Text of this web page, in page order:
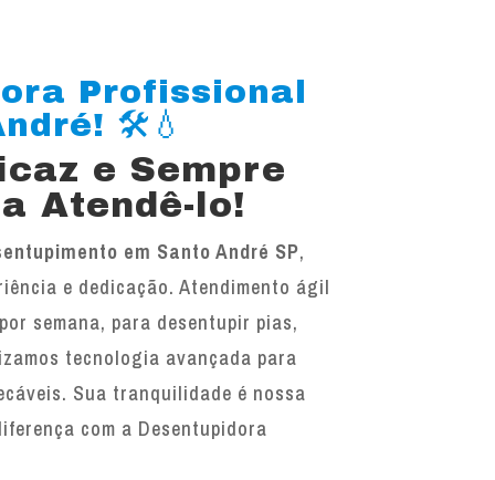
Profissional
🛠️💧
e Sempre
Atendê-lo!
em Santo André SP,
e dedicação. Atendimento ágil
semana, para desentupir pias,
tecnologia avançada para
Sua tranquilidade é nossa
com a Desentupidora